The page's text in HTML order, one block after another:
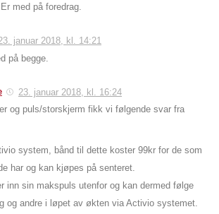
med på foredrag.
januar 2018, kl. 14:21
på begge.
23. januar 2018, kl. 16:24
og puls/storskjerm fikk vi følgende svar fra
system, bånd til dette koster 99kr for de som
har og kan kjøpes på senteret.
inn sin makspuls utenfor og kan dermed følge
og andre i løpet av økten via Activio systemet.